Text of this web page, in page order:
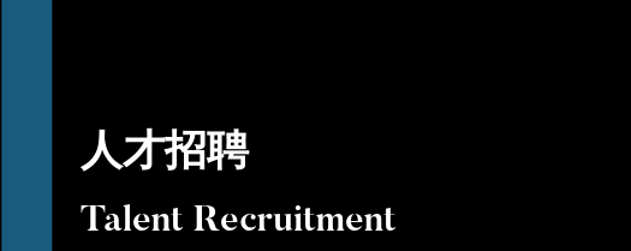
人才招聘
Talent Recruitment